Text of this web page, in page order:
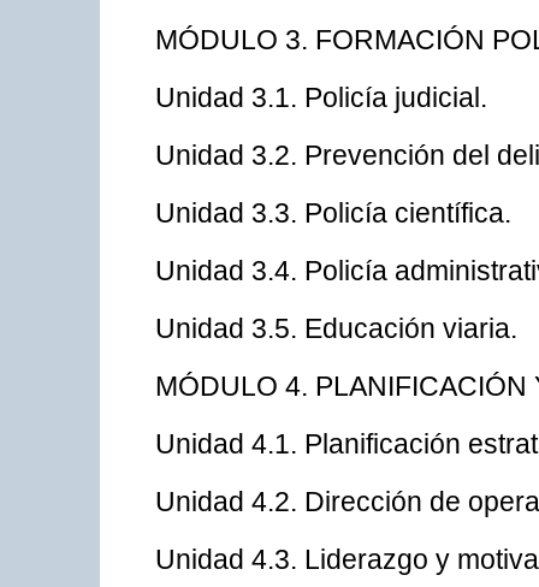
MÓDULO 3. FORMACIÓN
Unidad 3.1. Policía judicial.
Unidad 3.2. Prevención del
Unidad 3.3. Policía científica.
Unidad 3.4. Policía
Unidad 3.5. Educación viaria.
MÓDULO 4. PLANIFICACIÓN
Unidad 4.1. Planificación
Unidad 4.2. Dirección de
Unidad 4.3. Liderazgo y